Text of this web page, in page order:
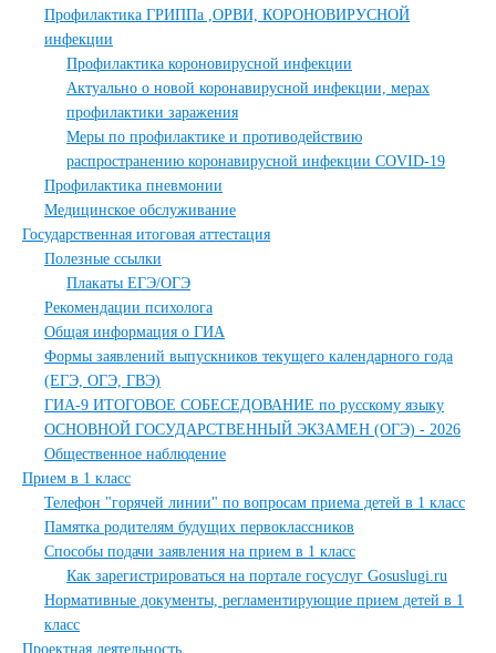
Профилактика ГРИППа ,ОРВИ, КОРОНОВИРУСНОЙ
инфекции
Профилактика короновирусной инфекции
Актуально о новой коронавирусной инфекции, мерах
профилактики заражения
Меры по профилактике и противодействию
распространению коронавирусной инфекции COVID-19
Профилактика пневмонии
Медицинское обслуживание
Государственная итоговая аттестация
Полезные ссылки
Плакаты ЕГЭ/ОГЭ
Рекомендации психолога
Общая информация о ГИА
Формы заявлений выпускников текущего календарного года
(ЕГЭ, ОГЭ, ГВЭ)
ГИА-9 ИТОГОВОЕ СОБЕСЕДОВАНИЕ по русскому языку
ОСНОВНОЙ ГОСУДАРСТВЕННЫЙ ЭКЗАМЕН (ОГЭ) - 2026
Общественное наблюдение
Прием в 1 класс
Телефон "горячей линии" по вопросам приема детей в 1 класс
Памятка родителям будущих первоклассников
Способы подачи заявления на прием в 1 класс
Как зарегистрироваться на портале госуслуг Gosuslugi.ru
Нормативные документы, регламентирующие прием детей в 1
класс
Проектная деятельность